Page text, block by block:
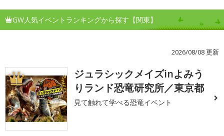
GW人気イベントランキングから探す【関東】
2026/08/08 更新
1
ジュラシックメイズinよみう
りランド恐竜研究所／東京都
見て触れて学べる恐竜イベント